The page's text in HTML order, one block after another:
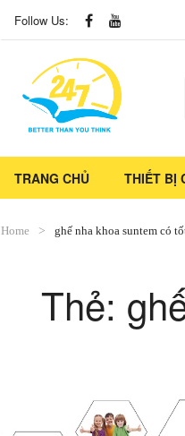
Follow Us:
TRANG CHỦ
THIẾT BỊ
Home ghế nha khoa suntem có
Thẻ: